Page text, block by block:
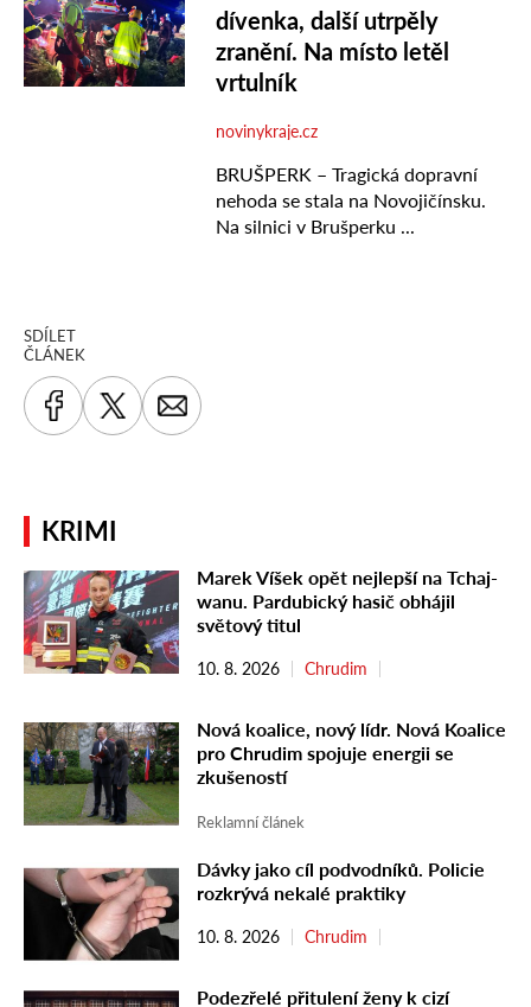
SDÍLET
ČLÁNEK
KRIMI
Marek Víšek opět nejlepší na Tchaj-
wanu. Pardubický hasič obhájil
světový titul
10. 8. 2026 Chrudim
Nová koalice, nový lídr. Nová Koalice
pro Chrudim spojuje energii se
zkušeností
Reklamní článek
Dávky jako cíl podvodníků. Policie
rozkrývá nekalé praktiky
10. 8. 2026 Chrudim
Podezřelé přitulení ženy k cizí